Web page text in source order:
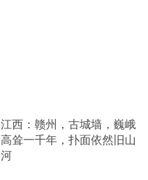
江西：赣州，古城墙，巍峨
高耸一千年，扑面依然旧山
河